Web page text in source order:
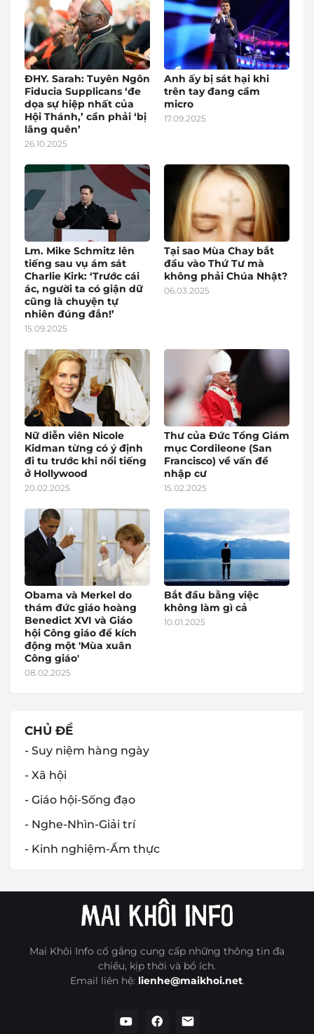
ĐHY. Sarah: Tuyên Ngôn
Fiducia Supplicans ‘đe
dọa sự hiệp nhất của
Hội Thánh,’ cần phải ‘bị
lãng quên’
26.10.2025
Anh ấy bị sát hại khi
trên tay đang cầm
micro
17.09.2025
Lm. Mike Schmitz lên
tiếng sau vụ ám sát
Charlie Kirk: ‘Trước cái
ác, người ta có giận dữ
cũng là chuyện tự
nhiên đúng đắn!’
15.09.2025
Tại sao Mùa Chay bắt
đầu vào Thứ Tư mà
không phải Chúa Nhật?
06.03.2025
Nữ diễn viên Nicole
Kidman từng có ý định
đi tu trước khi nổi tiếng
ở Hollywood
20.02.2025
Thư của Đức Tổng Giám
mục Cordileone (San
Francisco) về vấn đề
nhập cư
15.02.2025
Obama và Merkel do
thám đức giáo hoàng
Benedict XVI và Giáo
hội Công giáo để kích
động một 'Mùa xuân
Công giáo'
08.02.2025
Bắt đầu bằng việc
không làm gì cả
10.01.2025
CHỦ ĐỀ
- Suy niệm hàng ngày
- Xã hội
- Giáo hội-Sống đạo
- Nghe-Nhìn-Giải trí
- Kinh nghiệm-Ẩm thực
Mai Khôi Info cố gắng cung cấp những thông tin đa
chiều, kịp thời và bổ ích.
Email liên hệ: lienhe@maikhoi.net.